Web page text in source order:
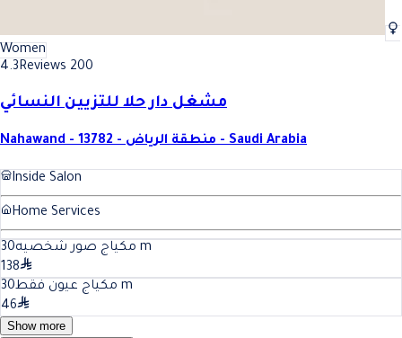
Women
4.3Reviews 200
مشغل دار حلا للتزيين النسائي
Nahawand - 13782 - منطقة الرياض - Saudi Arabia
Inside Salon
Home Services
مكياج صور شخصيه30
m
138
مكياج عيون فقط30
m
46
Show more